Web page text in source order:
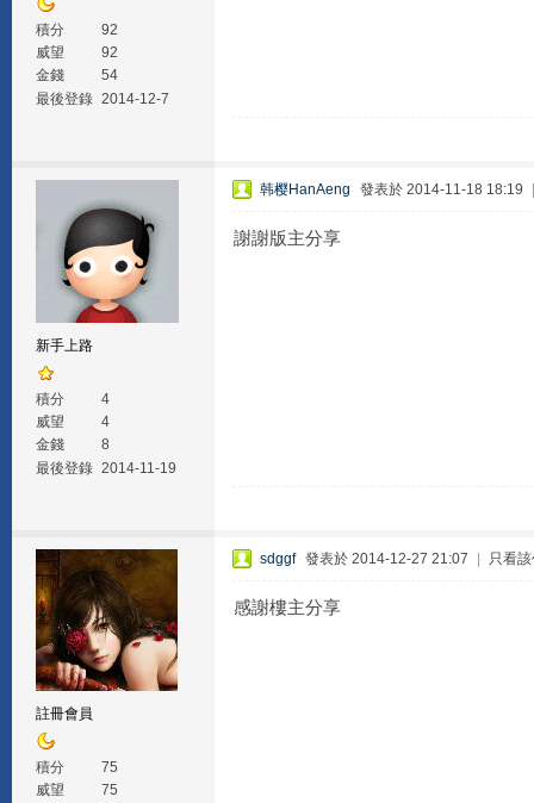
積分
92
威望
92
金錢
54
最後登錄 2014-12-7
新手上路
積分
4
威望
4
金錢
8
最後登錄 2014-11-19
韩樱HanAeng 發表於 2014-11-18 18:19
謝謝版主分享
註冊會員
積分
75
威望
75
sdggf 發表於 2014-12-27 21:07 只看
感謝樓主分享